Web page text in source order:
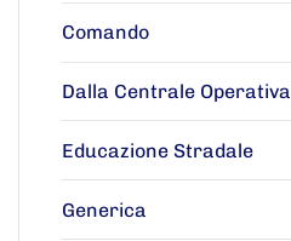
Comando
Dalla Centrale Operativa
Educazione Stradale
Generica